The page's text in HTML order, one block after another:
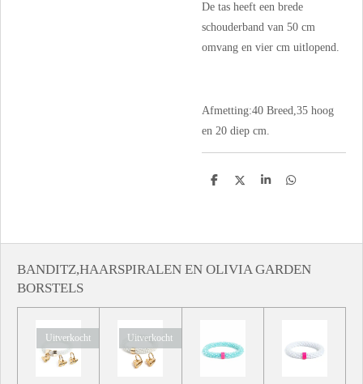
De tas heeft een brede
schouderband van 50 cm
omvang en vier cm uitlopend.
Afmetting:40 Breed,35 hoog
en 20 diep cm.
D
D
S
D
BANDITZ,HAARSPIRALEN EN OLIVIA GARDEN
BORSTELS
Uitverkocht Uitverkocht